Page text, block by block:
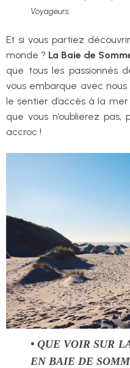
Voyageurs.
Et si vous partiez
monde ? La Baie de
que tous les passionnés
vous embarque avec
le sentier d’accès à la
que vous n’oublierez
accroc !
• QUE VOIR SUR
EN BAIE DE